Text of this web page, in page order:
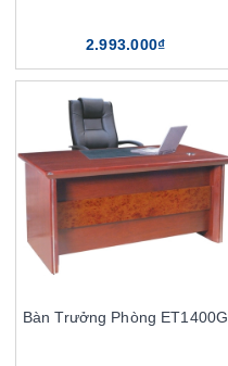
2.993.000₫
Bàn Trưởng Phòng ET1400G